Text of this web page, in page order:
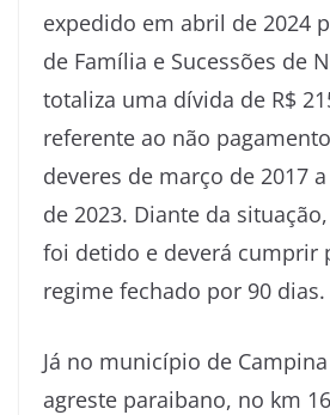
expedido em abril de 2024
de Família e Sucessões de
totaliza uma dívida de R$
referente ao não
deveres de março de 2017
de 2023. Diante da
foi detido e deverá cumprir
regime fechado por 90 dias.
Já no município de
agreste paraibano, no km